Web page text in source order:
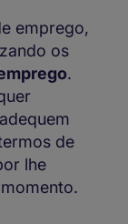
emprego,
os
.
de
lhe